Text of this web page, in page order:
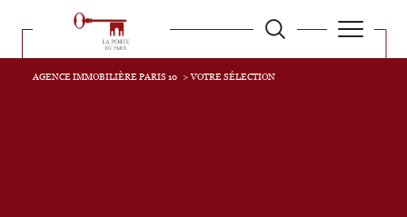
AGENCE IMMOBILIÈRE PARIS 10 VOTRE SÉLECTION